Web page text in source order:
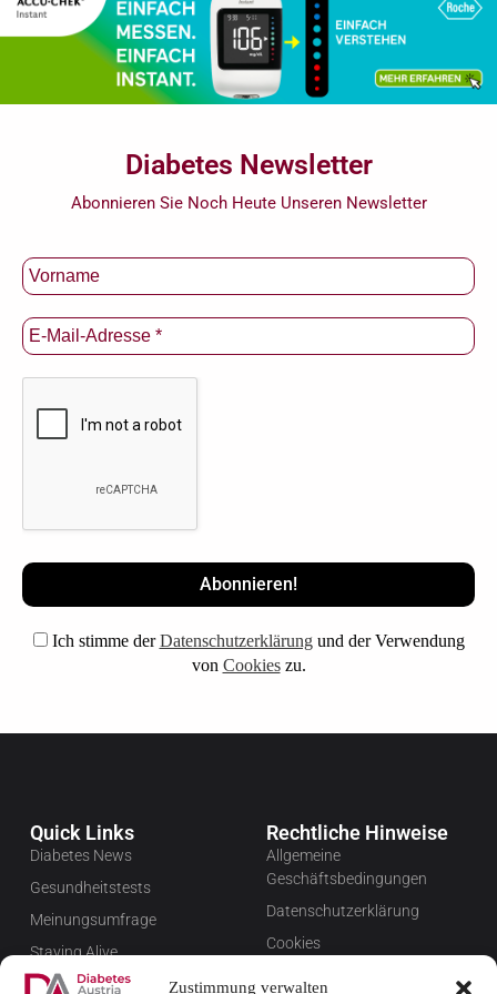
Zustimmung verwalten
Diabetes Newsletter
Abonnieren Sie Noch Heute Unseren Newsletter
Ich stimme derDatenschutzerklärungund der Verwendung
von Cookieszu.
Quick Links
Diabetes News
Gesundheitstests
Meinungsumfrage
Staying Alive
Favoriten
Rechtliche Hinweise
Allgemeine
Geschäftsbedingungen
Datenschutzerklärung
Cookies